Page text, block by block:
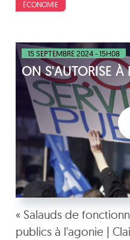
ÉCONOMIE
15 SEPTEMBRE 2024 - 15H08
ON S'AUTORISE À
« Salauds de
publics à l'agonie |